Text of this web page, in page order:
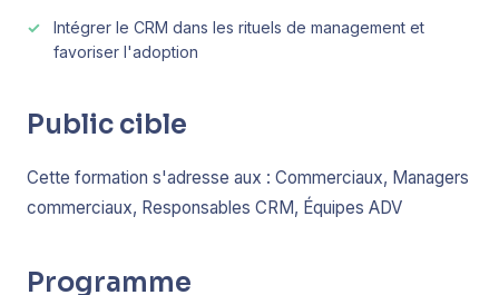
Intégrer le CRM dans les rituels de management et
favoriser l'adoption
Public cible
Cette formation s'adresse aux : Commerciaux, Managers
commerciaux, Responsables CRM, Équipes ADV
Programme